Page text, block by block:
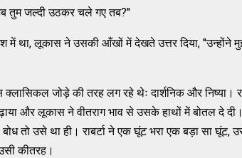
तुम जल्दी उठकर चले गए तब?''
में था, लूकास ने उसकी आँखों में देखते उत्तर दिया, ''उन्होंने
जोड़े की तरह लग रहे थेः दार्शनिक और निष्या।
और लूकास ने वीतराग भाव से उसके हाथों में बोतल दे दी।
तो उसे था ही। राबर्टा ने एक घूंट भरा एक बड़ा सा घूंट,
कीतरह।